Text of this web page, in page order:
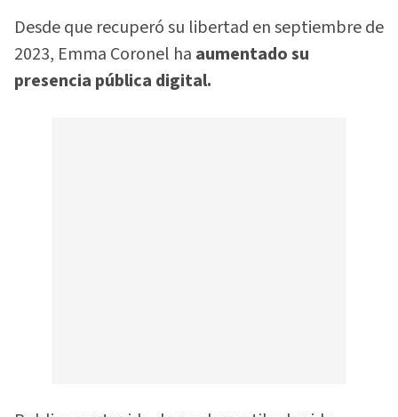
Desde que recuperó su libertad en septiembre de
2023, Emma Coronel ha aumentado su
presencia pública digital.